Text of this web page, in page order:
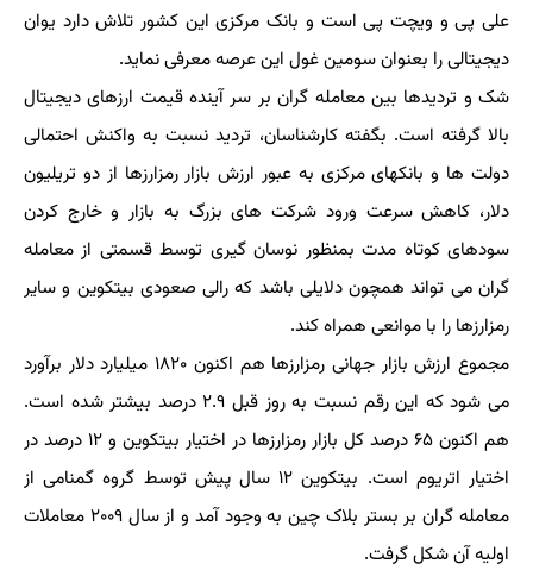
علی پی و ویچت پی است و بانک مرکزی این کشور تلاش دارد یوان
دیجیتالی را بعنوان سومین غول این عرصه معرفی نماید.
شک و تردیدها بین معامله گران بر سر آینده قیمت ارزهای دیجیتال
بالا گرفته است. بگفته کارشناسان، تردید نسبت به واکنش احتمالی
دولت ها و بانکهای مرکزی به عبور ارزش بازار رمزارزها از دو تریلیون
دلار، کاهش سرعت ورود شرکت های بزرگ به بازار و خارج کردن
سودهای کوتاه مدت بمنظور نوسان گیری توسط قسمتی از معامله
گران می تواند همچون دلایلی باشد که رالی صعودی بیتکوین و سایر
رمزارزها را با موانعی همراه کند.
مجموع ارزش بازار جهانی رمزارزها هم اکنون ۱۸۲۰ میلیارد دلار برآورد
می شود که این رقم نسبت به روز قبل ۲.۹ درصد بیشتر شده است.
هم اکنون ۶۵ درصد کل بازار رمزارزها در اختیار بیتکوین و ۱۲ درصد در
اختیار اتریوم است. بیتکوین ۱۲ سال پیش توسط گروه گمنامی از
معامله گران بر بستر بلاک چین به وجود آمد و از سال ۲۰۰۹ معاملات
اولیه آن شکل گرفت.